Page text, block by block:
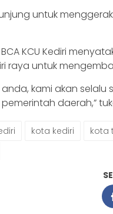
untuk
KCU Kediri
raya untuk
kami akan selalu
daerah,”
kota kediri
kota